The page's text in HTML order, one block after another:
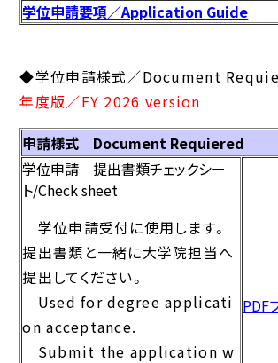
学位申請要項／Application Guide
◆学位申請様式／Document
年度版／FY 2026 version
申請様式 Document Requiered
学位申請 提出書類チェックシー
ト/Check sheet
学位申請受付に使用します。
提出書類と一緒に大学院担当へ
提出してください。
Used for degree applicati
on acceptance.
Submit the application w
PDF